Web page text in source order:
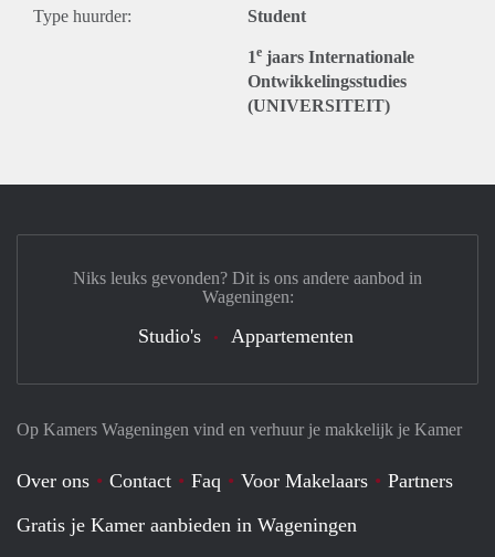
Type huurder: Student
1e jaars Internationale
Ontwikkelingsstudies
(UNIVERSITEIT)
Op Kamers Wageningen vind en verhuur je makkelijk je Kamer
Over ons Contact Faq Voor Makelaars
Partners
Gratis je Kamer aanbieden in Wageningen
Niks leuks gevonden? Dit is ons andere aanbod in
Wageningen:
Studio's Appartementen